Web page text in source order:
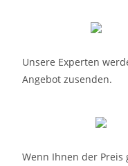
Unsere Experten
Angebot zusenden.
Wenn Ihnen der